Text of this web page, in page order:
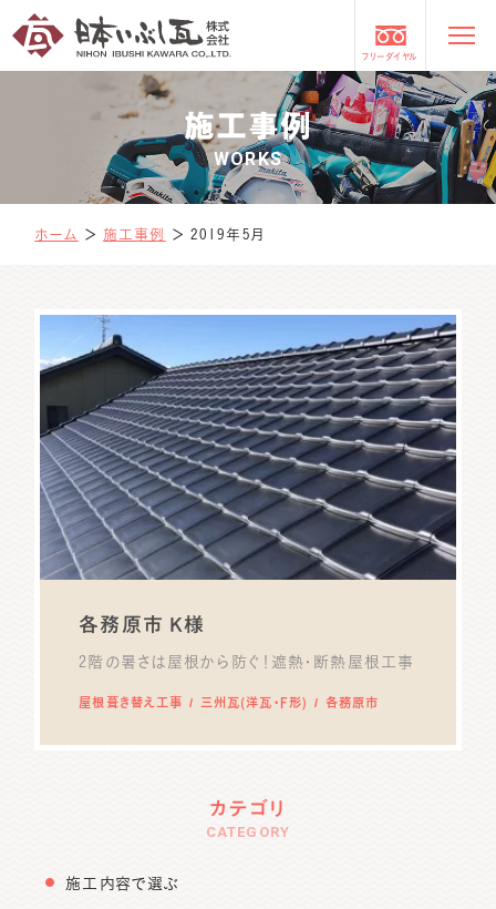
フリーダイヤル
施工事例
WORKS
ホーム ＞ 施工事例 ＞ 2019年5月
各務原市 K様
2階の暑さは屋根から防ぐ！遮熱・断熱屋根工事
屋根葺き替え工事 三州瓦(洋瓦・F形) 各務原市
カテゴリ
CATEGORY
施工内容で選ぶ